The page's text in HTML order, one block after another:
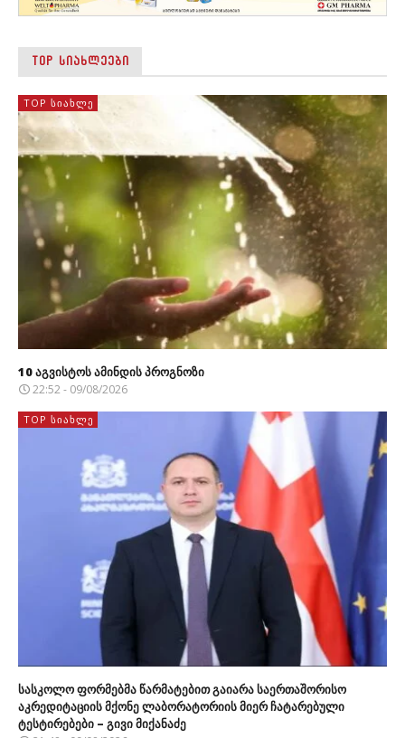
TOP ᲡᲘᲐᲮᲚᲔᲔᲑᲘ
TOP ᲡᲘᲐᲮᲚᲔ
10 აგვისტოს ამინდის პროგნოზი
22:52 - 09/08/2026
TOP ᲡᲘᲐᲮᲚᲔ
სასკოლო ფორმებმა წარმატებით გაიარა საერთაშორისო
აკრედიტაციის მქონე ლაბორატორიის მიერ ჩატარებული
ტესტირებები – გივი მიქანაძე